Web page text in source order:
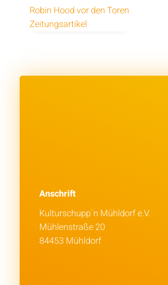
Robin Hood vor den Toren
Zeitungsartikel
Anschrift
Kulturschupp´n Mühldorf e.V.
Mühlenstraße 20
84453 Mühldorf